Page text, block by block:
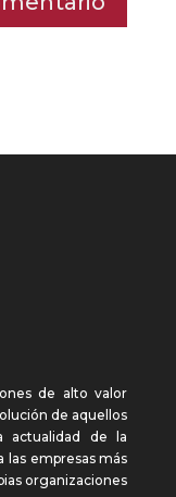
de alto valor
de aquellos
actualidad de la
las empresas más
organizaciones